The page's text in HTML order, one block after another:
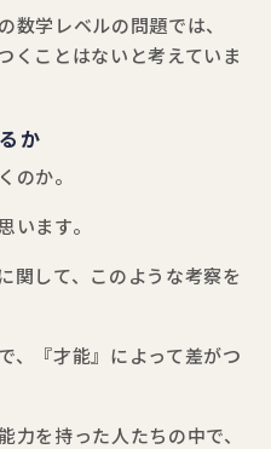
数学レベルの問題では、
くことはないと考えていま
か
のか。
います。
関して、このような考察を
、『才能』によって差がつ
力を持った人たちの中で、